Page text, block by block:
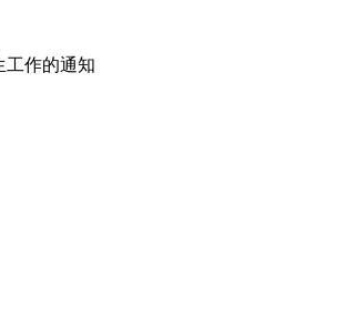
工作的通知